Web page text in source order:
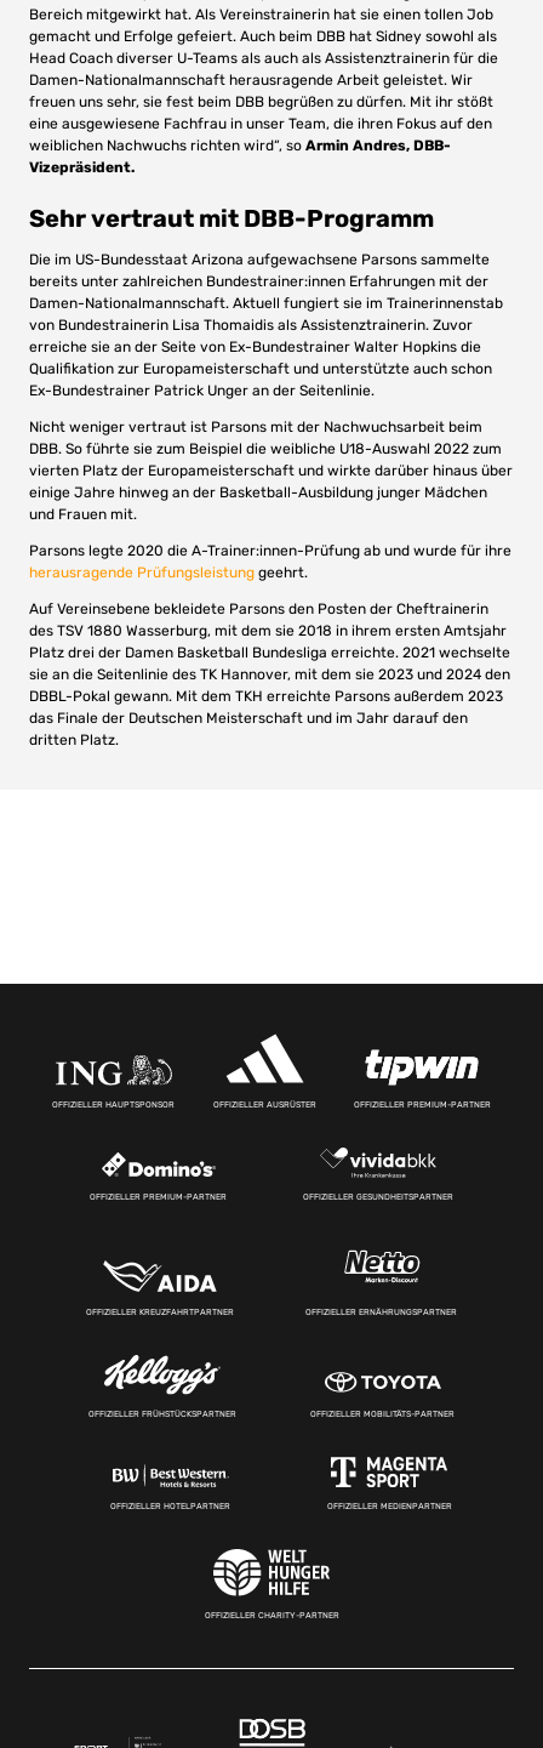
Bereich mitgewirkt hat. Als Vereinstrainerin hat sie einen tollen Job
gemacht und Erfolge gefeiert. Auch beim DBB hat Sidney sowohl als
Head Coach diverser U-Teams als auch als Assistenztrainerin für die
Damen-Nationalmannschaft herausragende Arbeit geleistet. Wir
freuen uns sehr, sie fest beim DBB begrüßen zu dürfen. Mit ihr stößt
eine ausgewiesene Fachfrau in unser Team, die ihren Fokus auf den
weiblichen Nachwuchs richten wird“, so Armin Andres, DBB-
Vizepräsident.
Sehr vertraut mit DBB-Programm
Die im US-Bundesstaat Arizona aufgewachsene Parsons sammelte
bereits unter zahlreichen Bundestrainer:innen Erfahrungen mit der
Damen-Nationalmannschaft. Aktuell fungiert sie im Trainerinnenstab
von Bundestrainerin Lisa Thomaidis als Assistenztrainerin. Zuvor
erreiche sie an der Seite von Ex-Bundestrainer Walter Hopkins die
Qualifikation zur Europameisterschaft und unterstützte auch schon
Ex-Bundestrainer Patrick Unger an der Seitenlinie.
Nicht weniger vertraut ist Parsons mit der Nachwuchsarbeit beim
DBB. So führte sie zum Beispiel die weibliche U18-Auswahl 2022 zum
vierten Platz der Europameisterschaft und wirkte darüber hinaus über
einige Jahre hinweg an der Basketball-Ausbildung junger Mädchen
und Frauen mit.
Parsons legte 2020 die A-Trainer:innen-Prüfung ab und wurde für ihre
herausragende Prüfungsleistung geehrt.
Auf Vereinsebene bekleidete Parsons den Posten der Cheftrainerin
des TSV 1880 Wasserburg, mit dem sie 2018 in ihrem ersten Amtsjahr
Platz drei der Damen Basketball Bundesliga erreichte. 2021 wechselte
sie an die Seitenlinie des TK Hannover, mit dem sie 2023 und 2024 den
DBBL-Pokal gewann. Mit dem TKH erreichte Parsons außerdem 2023
das Finale der Deutschen Meisterschaft und im Jahr darauf den
dritten Platz.
OFFIZIELLER HAUPTSPONSOR OFFIZIELLER AUSRÜSTER OFFIZIELLER PREMIUM-PARTNER
OFFIZIELLER PREMIUM-PARTNER OFFIZIELLER GESUNDHEITSPARTNER
OFFIZIELLER KREUZFAHRTPARTNER OFFIZIELLER ERNÄHRUNGSPARTNER
OFFIZIELLER FRÜHSTÜCKSPARTNER OFFIZIELLER MOBILITÄTS-PARTNER
OFFIZIELLER HOTELPARTNER OFFIZIELLER MEDIENPARTNER
OFFIZIELLER CHARITY-PARTNER